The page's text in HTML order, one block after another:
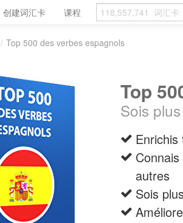
创建词汇卡 课程
/ Top 500 des verbes espagnols
Top
Sois
autres
Sois